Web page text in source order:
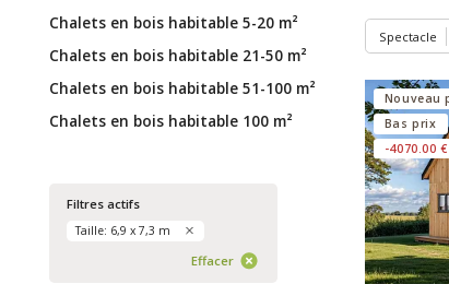
Chalets en bois habitable 5-20 m²
Chalets en bois habitable 21-50 m²
Chalets en bois habitable 51-100 m²
Chalets en bois habitable 100 m²
Filtres actifs
Taille: 6,9 x 7,3 m
Effacer
Spectacle
Nouveau
Bas prix
-4070.00 €